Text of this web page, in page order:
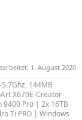
1. August 2020
144MB
X670E-Creator
9400 Pro | 2x 16TB
Ti PRO | Windows